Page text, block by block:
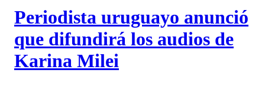
Periodista uruguayo anunció
que difundirá los audios de
Karina Milei